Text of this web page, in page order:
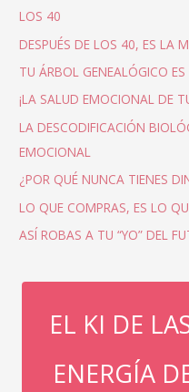
LOS 40
DESPUÉS DE LOS 40, ES LA
TU ÁRBOL GENEALÓGICO
¡LA SALUD EMOCIONAL DE
LA DESCODIFICACIÓN
EMOCIONAL
¿POR QUÉ NUNCA TIENES
LO QUE COMPRAS, ES LO
ASÍ ROBAS A TU “YO” DEL
EL KI DE
ENERGÍA